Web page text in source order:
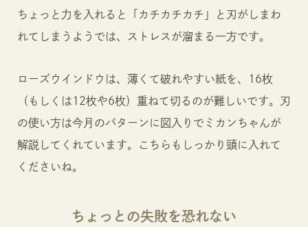
ちょっと力を入れると「カチカチカチ」と刃がしまわ
れてしまうようでは、ストレスが溜まる一方です。
ローズウインドウは、薄くて破れやすい紙を、16枚
（もしくは12枚や6枚）重ねて切るのが難しいです。刃
の使い方は今月のパターンに図入りでミカンちゃんが
解説してくれています。こちらもしっかり頭に入れて
くださいね。
ちょっとの失敗を恐れない